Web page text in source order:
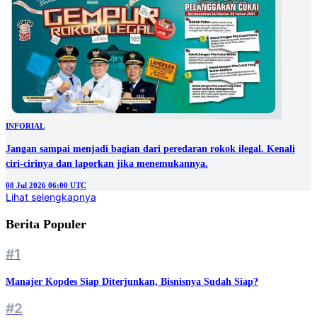
INFORIAL
Jangan sampai menjadi bagian dari peredaran rokok ilegal. Kenali
ciri-cirinya dan laporkan jika menemukannya.
08 Jul 2026 06:00 UTC
Lihat selengkapnya
Berita Populer
#1
Manajer Kopdes Siap Diterjunkan, Bisnisnya Sudah Siap?
#2